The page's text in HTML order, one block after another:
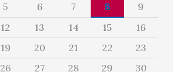
5 6 7 8
9
12 13 14 15
16
19 20 21 22
23
26 27 28 29
30